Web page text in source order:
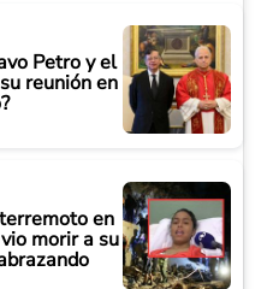
Petro y el
reunión en
en
morir a su